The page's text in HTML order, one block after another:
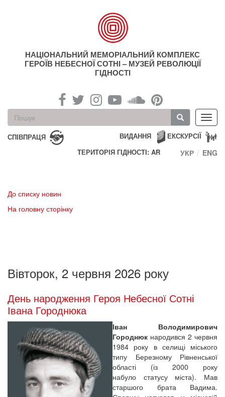
НАЦІОНАЛЬНИЙ МЕМОРІАЛЬНИЙ КОМПЛЕКС
ГЕРОЇВ НЕБЕСНОЇ СОТНІ – МУЗЕЙ РЕВОЛЮЦІЇ
ГІДНОСТІ
Пошукова
форма
Пошук
СПІВПРАЦЯ ЕКСКУРСІЇ
ВИДАННЯ
ТЕРИТОРІЯ ГІДНОСТІ: AR
УКР ENG
До списку новин
На головну сторінку
Вівторок, 2 червня 2026 року
День народження Героя Небесної Сотні
Івана Городнюка
Іван Володимирович
Городнюк народився 2 червня
1984 року в селищі міського
типу Березному Рівненської
області (із 2000 року
набуло статусу міста). Мав
старшого брата Вадима.